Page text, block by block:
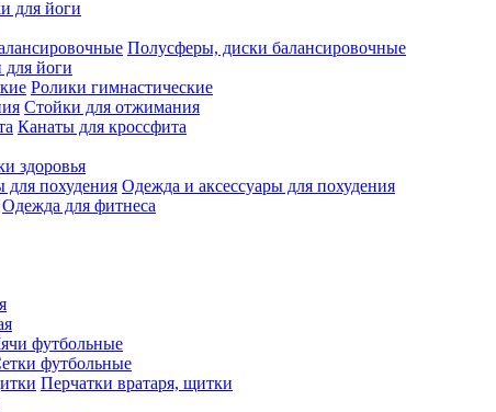
для йоги
Полусферы, диски балансировочные
йоги
Ролики гимнастические
Стойки для отжимания
Канаты для кроссфита
здоровья
Одежда и аксессуары для похудения
Одежда для фитнеса
футбольные
футбольные
Перчатки вратаря, щитки